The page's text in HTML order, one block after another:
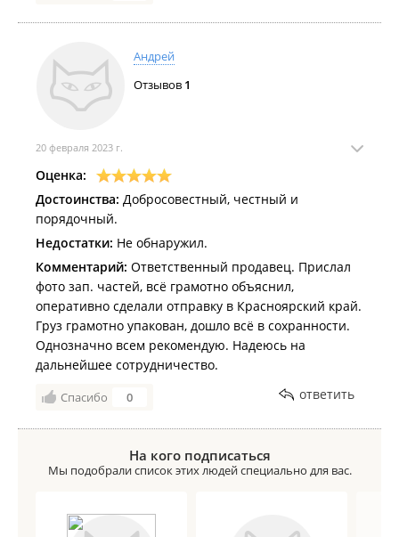
Андрей
Отзывов 1
20 февраля 2023 г.
Оценка:
Достоинства: Добросовестный, честный и
порядочный.
Недостатки: Не обнаружил.
Комментарий: Ответственный продавец. Прислал
фото зап. частей, всё грамотно объяснил,
оперативно сделали отправку в Красноярский край.
Груз грамотно упакован, дошло всё в сохранности.
Однозначно всем рекомендую. Надеюсь на
дальнейшее сотрудничество.
Спасибо 0 ответить
На кого подписаться
Мы подобрали список этих людей специально для вас.